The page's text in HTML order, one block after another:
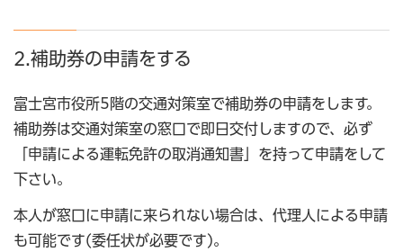
2.補助券の申請をする
富士宮市役所5階の交通対策室で補助券の申請をします。
補助券は交通対策室の窓口で即日交付しますので、必ず
「申請による運転免許の取消通知書」を持って申請をして
下さい。
本人が窓口に申請に来られない場合は、代理人による申請
も可能です(委任状が必要です)。